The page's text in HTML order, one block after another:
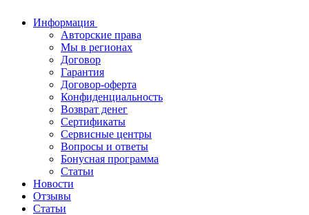
Информация
Авторские права
Мы в регионах
Договор
Гарантия
Договор-оферта
Конфиденциальность
Возврат денег
Сертификаты
Сервисные центры
Вопросы и ответы
Бонусная программа
Статьи
Новости
Отзывы
Статьи